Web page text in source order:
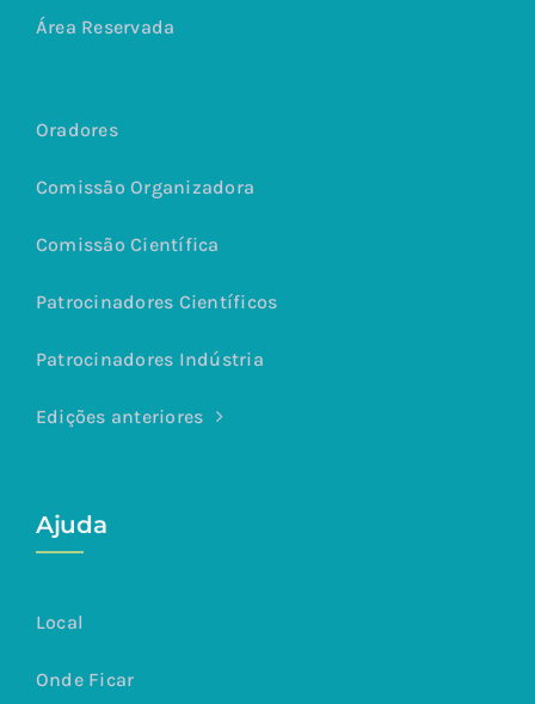
Área Reservada
Oradores
Comissão Organizadora
Comissão Científica
Patrocinadores Científicos
Patrocinadores Indústria
Edições anteriores
Ajuda
Local
Onde Ficar